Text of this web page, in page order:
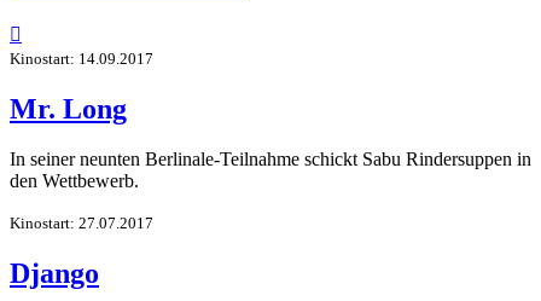

Kinostart: 14.09.2017
Mr. Long
In seiner neunten Berlinale-Teilnahme schickt Sabu Rindersuppen in
den Wettbewerb.
Kinostart: 27.07.2017
Django